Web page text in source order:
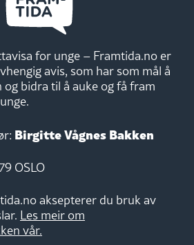
for unge – Framtida.no er
avis, som har som mål å
bidra til å auke og få fram
Birgitte Vågnes Bakken
OSLO
aksepterer du bruk av
Les meir om
vår.